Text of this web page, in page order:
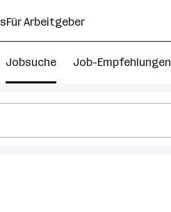
Für Arbeitgeber
Jobsuche Job-Empfehlungen